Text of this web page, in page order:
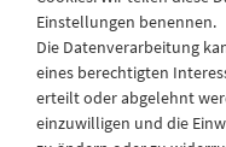
08:30 bis 12:30 Uhr
Einstellungen benennen.
Die Datenverarbeitung
eines berechtigten
erteilt oder abgelehnt
einzuwilligen und die